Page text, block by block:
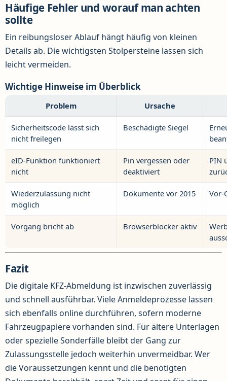
Häufige Fehler und worauf man achten
sollte
Ein reibungsloser Ablauf hängt häufig von kleinen
Details ab. Die wichtigsten Stolpersteine lassen sich
leicht vermeiden.
Wichtige Hinweise im Überblick
Problem Ursache
Sicherheitscode lässt sich
nicht freilegen
Beschädigte Siegel
eID-Funktion funktioniert
nicht
Pin vergessen oder
deaktiviert
PIN
Wiederzulassung nicht
möglich
Dokumente vor 2015 Vor-
Vorgang bricht ab Browserblocker aktiv
Fazit
Die digitale KFZ-Abmeldung ist inzwischen zuverlässig
und schnell ausführbar. Viele Anmeldeprozesse lassen
sich ebenfalls online durchführen, sofern moderne
Fahrzeugpapiere vorhanden sind. Für ältere Unterlagen
oder spezielle Sonderfälle bleibt der Gang zur
Zulassungsstelle jedoch weiterhin unvermeidbar. Wer
die Voraussetzungen kennt und die benötigten